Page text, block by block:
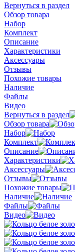
Вернуться в раздел
Обзор товара
Набор
Комплект
Описание
Характеристики
Аксессуары
Отзывы
Похожие товары
Наличие
Файлы
Видео
Вернуться в раздел
Обзор товара
Набор
Комплект
Описание
Характеристики
Аксессуары
Отзывы
Похожие товары
Наличие
Файлы
Видео